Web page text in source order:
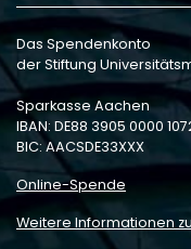
Das Spendenkonto
der Stiftung
Sparkasse Aachen
IBAN: DE88 3905 0000
BIC: AACSDE33XXX
Online-Spende
Weitere Informationen